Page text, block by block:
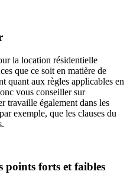
la location résidentielle
que ce soit en matière de
quant aux règles applicables en
vous conseiller sur
travaille également dans les
exemple, que les clauses du
points forts et faibles